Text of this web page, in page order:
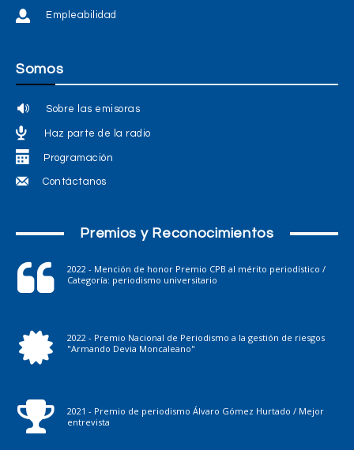
Empleabilidad
Somos
Sobre las emisoras
Haz parte de la radio
Programación
Contáctanos
Premios y Reconocimientos
2022 - Mención de honor Premio CPB al mérito periodístico /
Categoría: periodismo universitario
2022 - Premio Nacional de Periodismo a la gestión de riesgos
"Armando Devia Moncaleano"
2021 - Premio de periodismo Álvaro Gómez Hurtado / Mejor
entrevista